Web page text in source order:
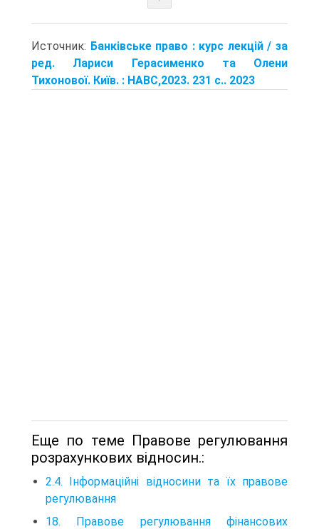
Источник: Банківське право : курс лекцій / за
ред. Лариси Герасименко та Олени
Тихонової. Київ. : НАВС,2023. 231 с.. 2023
Еще по теме Правове регулювання
розрахункових відносин.:
2.4. Інформаційні відносини та їх правове
регулювання
18. Правове регулювання фінансових